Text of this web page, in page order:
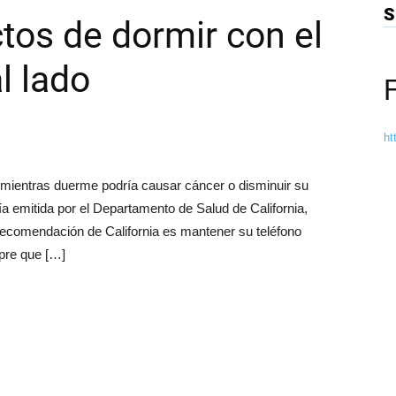
de dormir con el
lado
duerme podría causar cáncer o disminuir su
emitida por el Departamento de Salud de California,
de California es mantener su teléfono
que […]